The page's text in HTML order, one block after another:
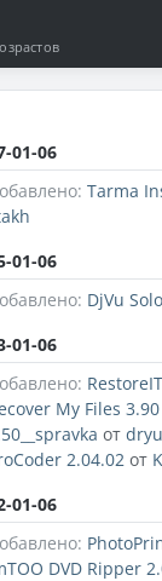
01-06
Tarma
01-06
DjVu
01-06
My Files 3.90
от
2.04.02 от
01-06
DVD Ripper